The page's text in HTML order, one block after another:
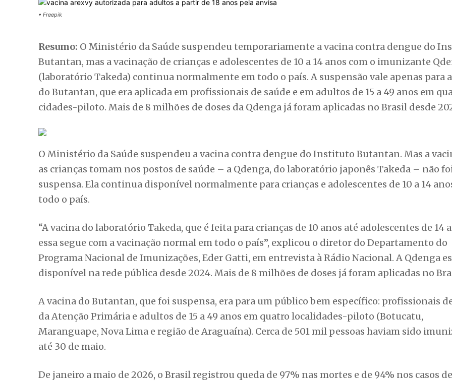
• Freepik
Resumo: O Ministério da Saúde suspendeu temporariamente a vacina contra dengue do
Butantan, mas a vacinação de crianças e adolescentes de 10 a 14 anos com o imunizante
(laboratório Takeda) continua normalmente em todo o país. A suspensão vale apenas para
do Butantan, que era aplicada em profissionais de saúde e em adultos de 15 a 49 anos em
cidades-piloto. Mais de 8 milhões de doses da Qdenga já foram aplicadas no Brasil desde
O Ministério da Saúde suspendeu a vacina contra dengue do Instituto Butantan. Mas a
as crianças tomam nos postos de saúde – a Qdenga, do laboratório japonês Takeda – não
suspensa. Ela continua disponível normalmente para crianças e adolescentes de 10 a 14
todo o país.
“A vacina do laboratório Takeda, que é feita para crianças de 10 anos até adolescentes de 14
essa segue com a vacinação normal em todo o país”, explicou o diretor do Departamento do
Programa Nacional de Imunizações, Eder Gatti, em entrevista à Rádio Nacional. A Qdenga
disponível na rede pública desde 2024. Mais de 8 milhões de doses já foram aplicadas no
A vacina do Butantan, que foi suspensa, era para um público bem específico: profissionais
da Atenção Primária e adultos de 15 a 49 anos em quatro localidades-piloto (Botucatu,
Maranguape, Nova Lima e região de Araguaína). Cerca de 501 mil pessoas haviam sido
até 30 de maio.
De janeiro a maio de 2026, o Brasil registrou queda de 97% nas mortes e de 94% nos casos de